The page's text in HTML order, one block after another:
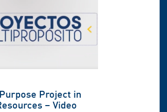
Project in
– Video